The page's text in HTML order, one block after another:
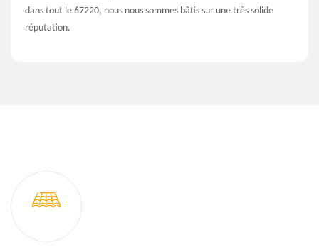
dans tout le 67220, nous nous sommes bâtis sur une très solide
réputation.